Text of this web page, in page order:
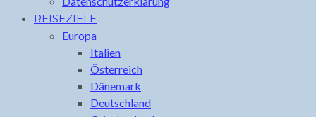
REISEZIELE
Europa
Italien
Österreich
Dänemark
Deutschland